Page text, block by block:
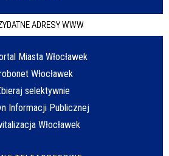
ADRESY WWW
Miasta Włocławek
Włocławek
selektywnie
Informacji Publicznej
Włocławek